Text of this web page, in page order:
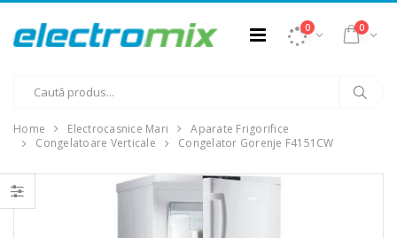
0 0
Home Electrocasnice Mari
Aparate Frigorifice
Congelatoare Verticale
Congelator Gorenje F4151CW